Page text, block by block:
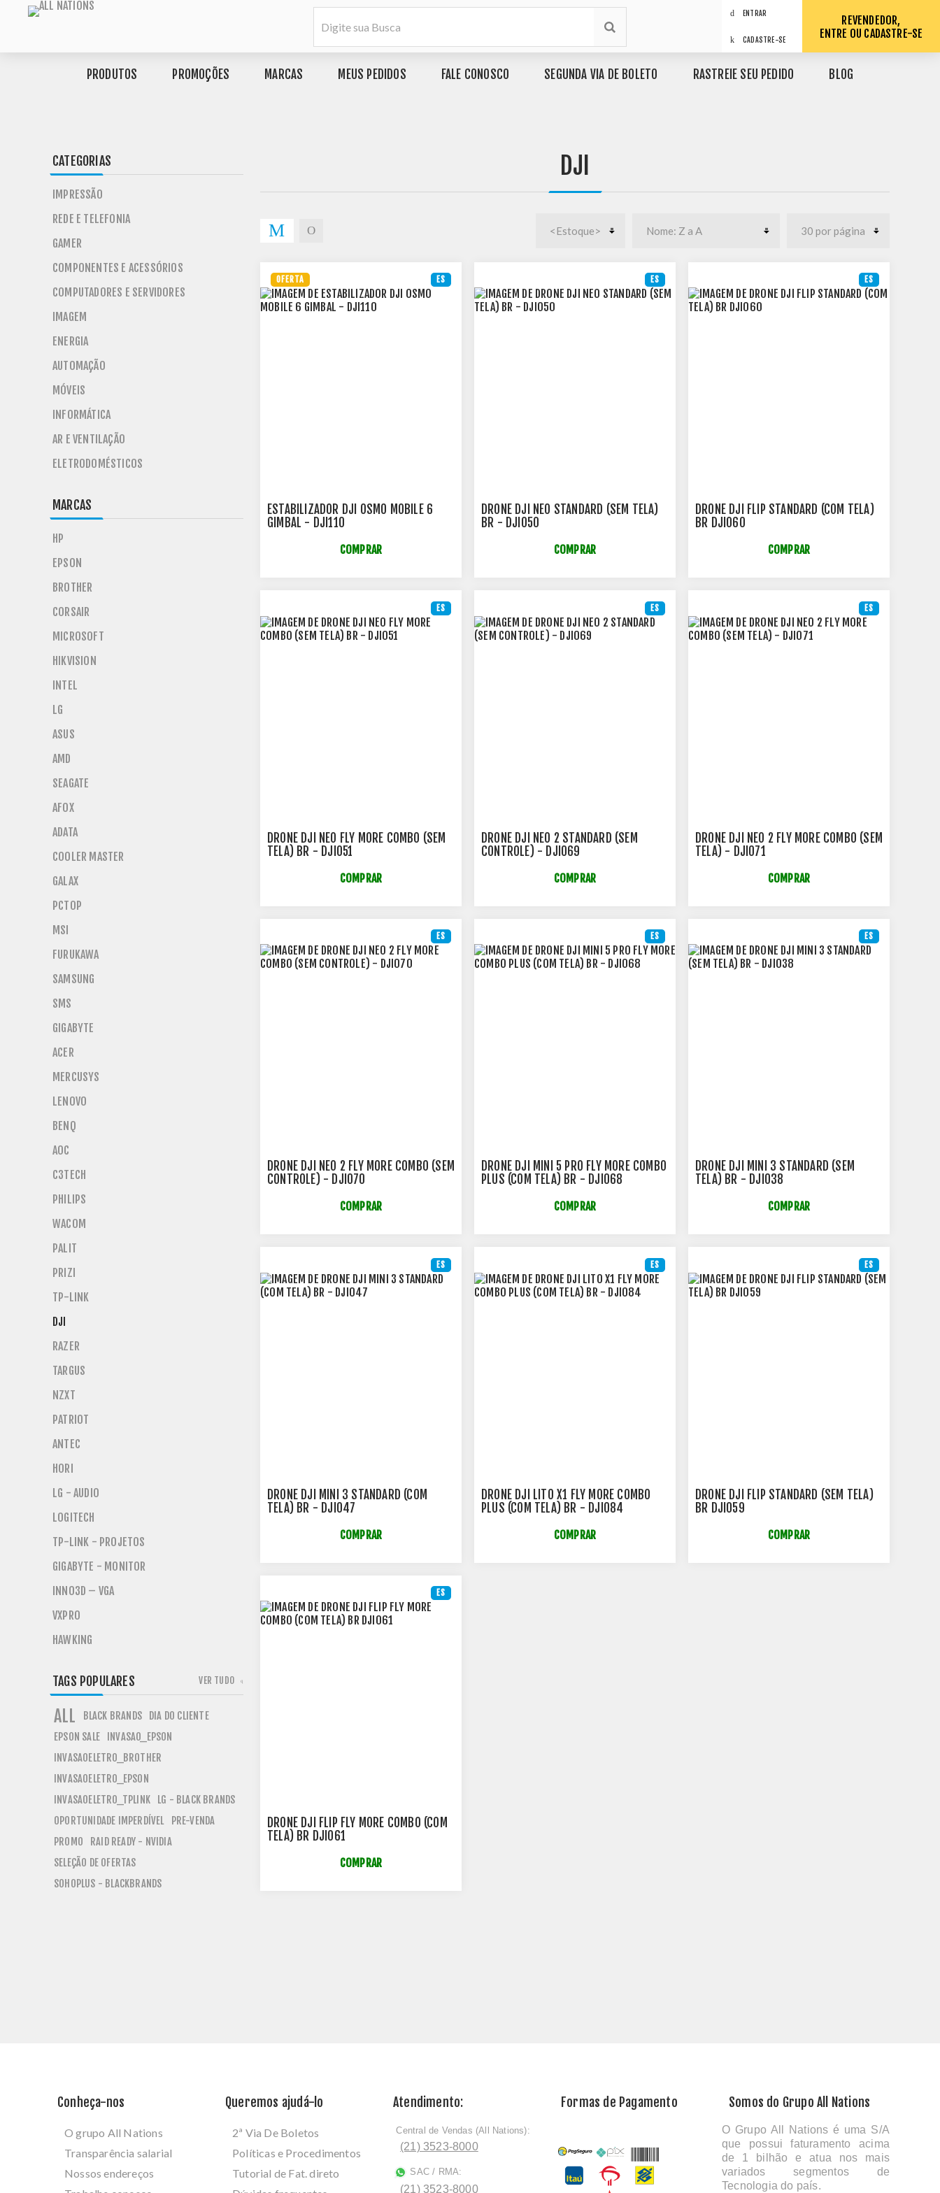
ENTRAR
CADASTRE-SE
REVENDEDOR,
ENTRE OU CADASTRE-SE
PRODUTOS PROMOÇÕES MARCAS MEUS PEDIDOS FALE CONOSCO SEGUNDA VIA DE BOLETO RASTREIE SEU PEDIDO BLOG
DJI
ES
OFERTA
ESTABILIZADOR DJI OSMO MOBILE 6
GIMBAL - DJI110
COMPRAR
ES
DRONE DJI NEO STANDARD (SEM TELA)
BR - DJI050
COMPRAR
ES
DRONE DJI FLIP STANDARD (COM TELA)
BR DJI060
COMPRAR
ES
DRONE DJI NEO FLY MORE COMBO (SEM
TELA) BR - DJI051
COMPRAR
ES
DRONE DJI NEO 2 STANDARD (SEM
CONTROLE) - DJI069
COMPRAR
ES
DRONE DJI NEO 2 FLY MORE COMBO (SEM
TELA) - DJI071
COMPRAR
ES
DRONE DJI NEO 2 FLY MORE COMBO (SEM
CONTROLE) - DJI070
COMPRAR
ES
DRONE DJI MINI 5 PRO FLY MORE COMBO
PLUS (COM TELA) BR - DJI068
COMPRAR
ES
DRONE DJI MINI 3 STANDARD (SEM
TELA) BR - DJI038
COMPRAR
ES
DRONE DJI MINI 3 STANDARD (COM
TELA) BR - DJI047
COMPRAR
ES
DRONE DJI LITO X1 FLY MORE COMBO
PLUS (COM TELA) BR - DJI084
COMPRAR
ES
DRONE DJI FLIP STANDARD (SEM TELA)
BR DJI059
COMPRAR
ES
DRONE DJI FLIP FLY MORE COMBO (COM
TELA) BR DJI061
COMPRAR
CATEGORIAS
IMPRESSÃO
REDE E TELEFONIA
GAMER
COMPONENTES E ACESSÓRIOS
COMPUTADORES E SERVIDORES
IMAGEM
ENERGIA
AUTOMAÇÃO
MÓVEIS
INFORMÁTICA
AR E VENTILAÇÃO
ELETRODOMÉSTICOS
MARCAS
HP
EPSON
BROTHER
CORSAIR
MICROSOFT
HIKVISION
INTEL
LG
ASUS
AMD
SEAGATE
AFOX
ADATA
COOLER MASTER
GALAX
PCTOP
MSI
FURUKAWA
SAMSUNG
SMS
GIGABYTE
ACER
MERCUSYS
LENOVO
BENQ
AOC
C3TECH
PHILIPS
WACOM
PALIT
PRIZI
TP-LINK
DJI
RAZER
TARGUS
NZXT
PATRIOT
ANTEC
HORI
LG - AUDIO
LOGITECH
TP-LINK - PROJETOS
GIGABYTE - MONITOR
INNO3D – VGA
VXPRO
HAWKING
TAGS POPULARES
ALL BLACK BRANDS DIA DO CLIENTE
EPSON SALE INVASAO_EPSON
INVASAOELETRO_BROTHER
INVASAOELETRO_EPSON
INVASAOELETRO_TPLINK LG - BLACK BRANDS
OPORTUNIDADE IMPERDÍVEL PRE-VENDA
PROMO
RAID READY - NVIDIA
SELEÇÃO DE OFERTAS
SOHOPLUS - BLACKBRANDS
VER TUDO
Conheça-nos
O grupo All Nations
Transparência salarial
Nossos endereços
Queremos ajudá-lo
2ª Via De Boletos
Políticas e Procedimentos
Tutorial de Fat. direto
Atendimento:
ﾠCentral de Vendas (All Nations):
(21) 3523-8000
SAC / RMA:
(21) 3523-8000
Formas de Pagamento Somos do Grupo All Nations
O Grupo All Nations é uma S/A
que possui faturamento acima
de 1 bilhão e atua nos mais
variados segmentos de
Tecnologia do país.